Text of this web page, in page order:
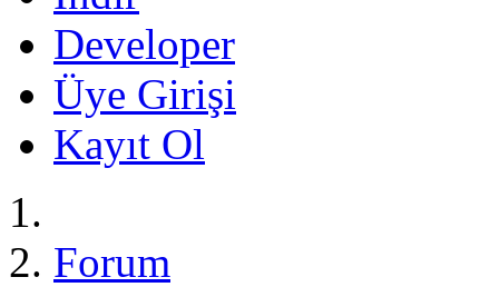
Developer
Üye Girişi
Kayıt Ol
Forum